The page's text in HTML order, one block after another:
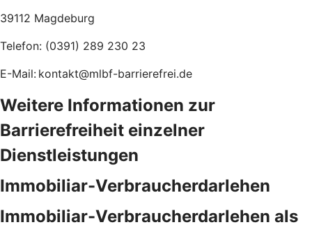
39112 Magdeburg
Telefon: (0391) 289 230 23
E-Mail: kontakt@mlbf-barrierefrei.de
Weitere Informationen zur
Barrierefreiheit einzelner
Dienstleistungen
Immobiliar-Verbraucherdarlehen
Immobiliar-Verbraucherdarlehen als